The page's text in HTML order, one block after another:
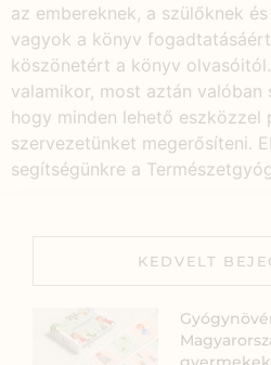
az embereknek, a szülőknek
vagyok a könyv
köszönetért a könyv
valamikor, most aztán valóban
hogy minden lehető eszközzel
szervezetünket megerősíteni.
segítségünkre a
KEDVELT